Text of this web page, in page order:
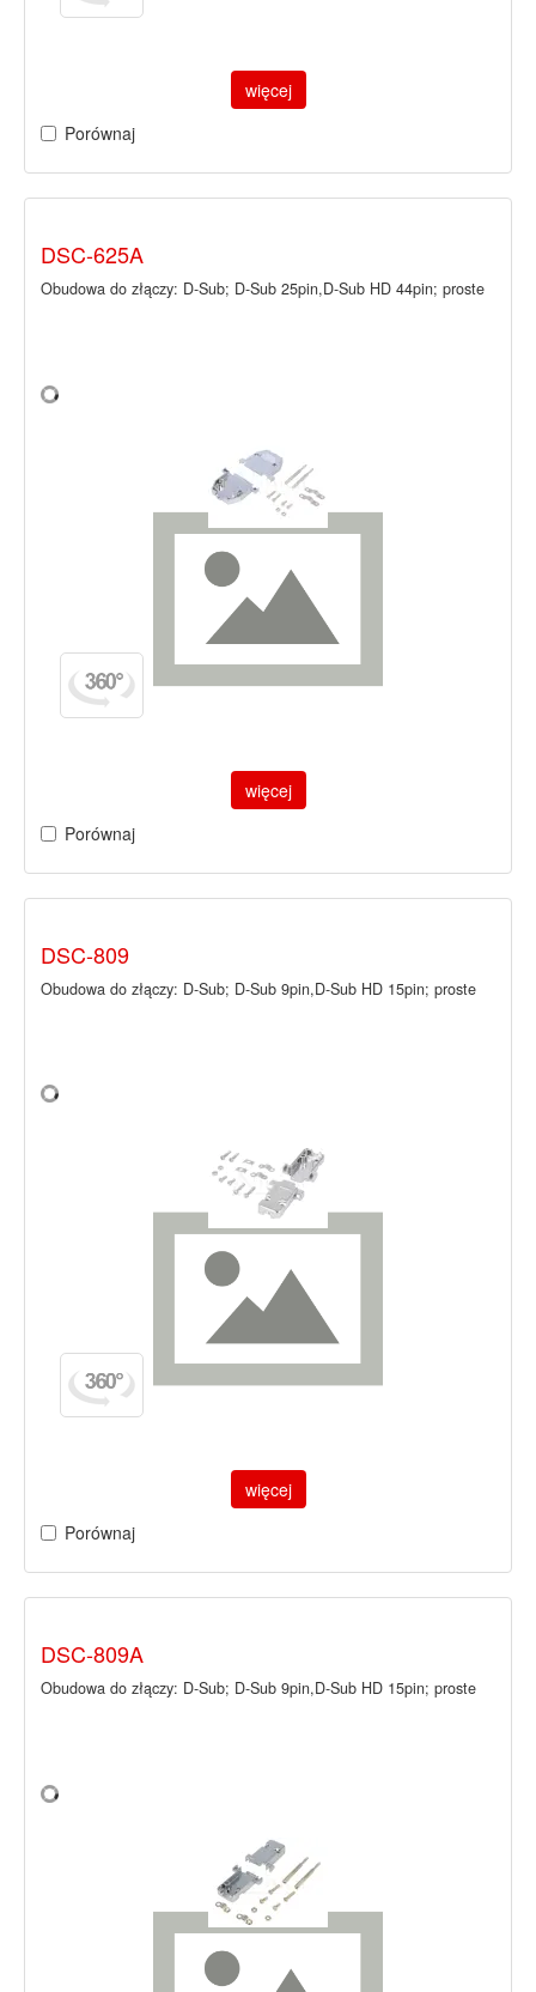
więcej
Porównaj
DSC-625A
Obudowa do złączy: D-Sub; D-Sub 25pin,D-Sub HD 44pin; proste
więcej
Porównaj
DSC-809
Obudowa do złączy: D-Sub; D-Sub 9pin,D-Sub HD 15pin; proste
więcej
Porównaj
DSC-809A
Obudowa do złączy: D-Sub; D-Sub 9pin,D-Sub HD 15pin; proste